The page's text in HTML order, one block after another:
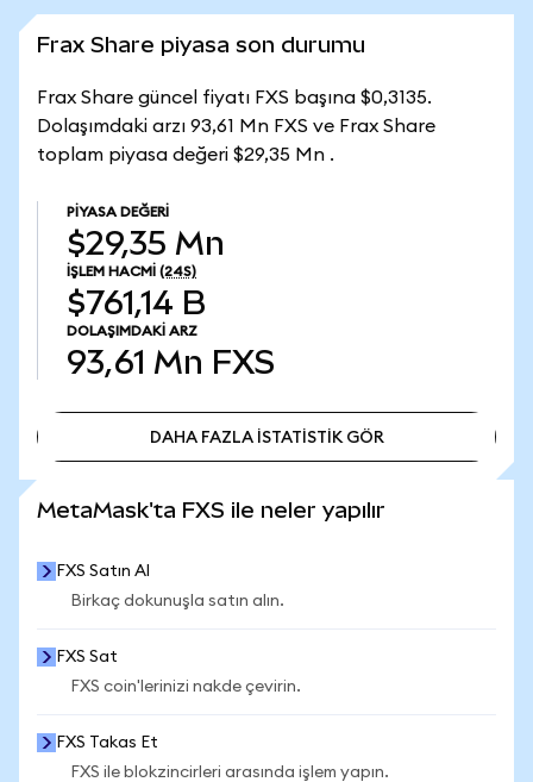
Frax Share piyasa son durumu
Frax Share güncel fiyatı FXS başına $0,3135.
Dolaşımdaki arzı 93,61 Mn FXS ve Frax Share
toplam piyasa değeri $29,35 Mn .
PIYASA DEĞERI
$29,35 Mn
İŞLEM HACMI (24S)
$761,14 B
DOLAŞIMDAKI ARZ
93,61 Mn FXS
DAHA FAZLA İSTATİSTİK GÖR
MetaMask'ta FXS ile neler yapılır
FXS Satın Al
Birkaç dokunuşla satın alın.
FXS Sat
FXS coin'lerinizi nakde çevirin.
FXS Takas Et
FXS ile blokzincirleri arasında işlem yapın.